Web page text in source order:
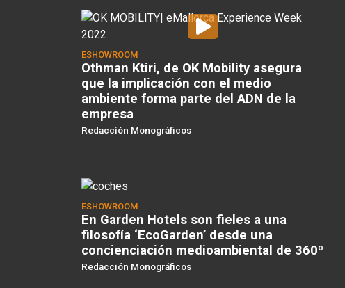
ESHOWROOM
Othman Ktiri, de OK Mobility asegura
que la implicación con el medio
ambiente forma parte del ADN de la
empresa
Redacción Monográficos
ESHOWROOM
En Garden Hotels son fieles a una
filosofía ‘EcoGarden’ desde una
concienciación medioambiental de 360º
Redacción Monográficos